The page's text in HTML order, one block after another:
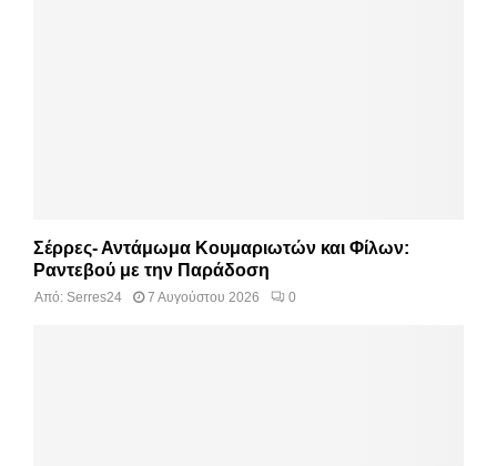
Σέρρες- Αντάμωμα Κουμαριωτών και Φίλων:
Ραντεβού με την Παράδοση
Από: Serres24 7 Αυγούστου 2026 0